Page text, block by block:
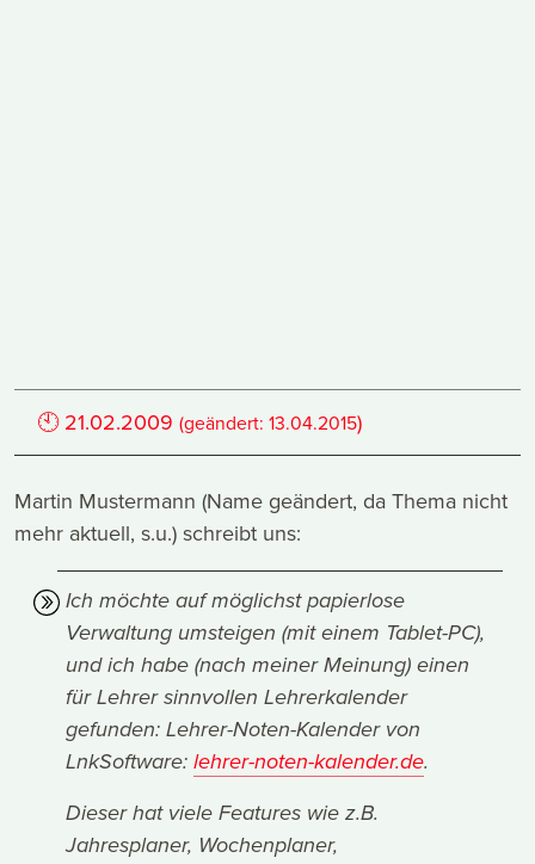
🕙 21.02.2009 (geändert:13.04.2015)
Martin Mustermann (Name geändert, da Thema nicht
mehr aktuell, s.u.) schreibt uns:
Ich möchte auf möglichst papierlose
Verwaltung umsteigen (mit einem Tablet-PC),
und ich habe (nach meiner Meinung) einen
für Lehrer sinnvollen Lehrerkalender
gefunden: Lehrer-Noten-Kalender von
LnkSoftware:lehrer-noten-kalender.de.
Dieser hat viele Features wie z.B.
Jahresplaner, Wochenplaner,